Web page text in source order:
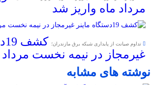
مرداد ماه واریز شد
تداوم صیانت از پایداری شبکه برق مازندران؛
غیرمجاز در نیمه نخست مرداد
نوشته های مشابه